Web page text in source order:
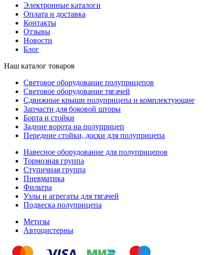
Электронные каталоги
Оплата и доставка
Контакты
Отзывы
Новости
Блог
Наш каталог товаров
Световое оборудование полуприцепов
Световое оборудование тягачей
Сдвижные крыши полуприцепа и комплектующие
Запчасти для боковой шторы
Борта и стойки
Задние ворота на полуприцеп
Передние стойки, доски для полуприцепа
Навесное оборудование для полуприцепов
Тормозная группа
Ступичная группа
Пневматика
Фильтра
Узлы и агрегаты для тягачей
Подвеска полуприцепа
Метизы
Автоцистерны